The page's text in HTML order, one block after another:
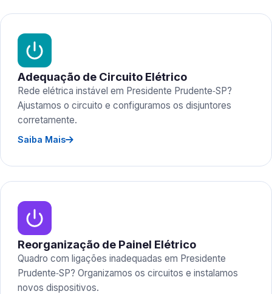
Adequação de Circuito Elétrico
Rede elétrica instável em Presidente Prudente‑SP?
Ajustamos o circuito e configuramos os disjuntores
corretamente.
Saiba Mais
Reorganização de Painel Elétrico
Quadro com ligações inadequadas em Presidente
Prudente‑SP? Organizamos os circuitos e instalamos
novos dispositivos.